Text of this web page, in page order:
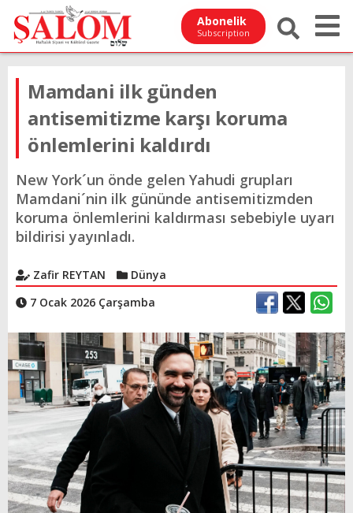
Abonelik
Subscription
Mamdani ilk günden
antisemitizme karşı koruma
önlemlerini kaldırdı
New York´un önde gelen Yahudi grupları
Mamdani´nin ilk gününde antisemitizmden
koruma önlemlerini kaldırması sebebiyle uyarı
bildirisi yayınladı.
Zafir REYTAN
Dünya
7 Ocak 2026 Çarşamba